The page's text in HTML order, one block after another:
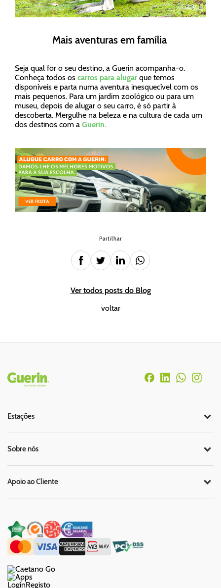
Mais aventuras em família
Seja qual for o seu destino, a Guerin acompanha-o.
Conheça todos os carros para alugarque temos
disponíveis e parta numa aventura inesquecível com os
mais pequenos. Para um jardim zoológico ou para um
museu, depois de alugar o seu carro, é só partir à
descoberta. Mergulhe na beleza e na cultura de cada um
dos destinos com a Guerin.
Partilhar
Ver todos posts do Blog
voltar
Rodapé
Estações
Sobre nós
Apoio ao Cliente
LoginRegisto